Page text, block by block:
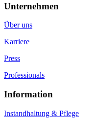
Unternehmen
Über uns
Karriere
Press
Professionals
Information
Instandhaltung & Pflege